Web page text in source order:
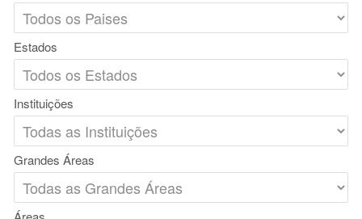
Estados
Instituições
Grandes Áreas